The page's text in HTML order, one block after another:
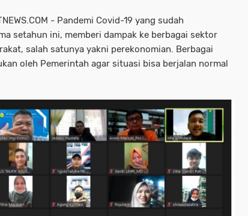
- Pandemi Covid-19 yang sudah
setahun ini, memberi dampak ke berbagai sektor
salah satunya yakni perekonomian. Berbagai
oleh Pemerintah agar situasi bisa berjalan normal